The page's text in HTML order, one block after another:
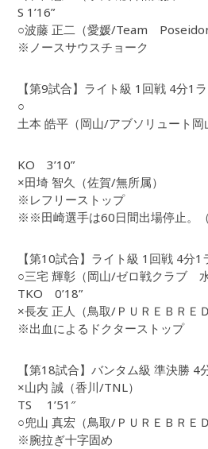
S 1’16”
○波藤 正二（愛媛/Team Poseidon
※ノースサウスチョーク
【第9試合】ライト級 1回戦 4分1
○
土本 皓平（岡山/アブソリュート岡
KO 3’10”
×田埼 智久（佐賀/無所属）
※レフリーストップ
※※田崎選手は60日間出場停止。（
【第10試合】ライト級 1回戦 4分1
○三宅 輝彰（岡山/ゼロ戦クラブ 水
TKO 0’18”
×長友 正人（鳥取/ＰＵＲＥＢＲＥ
※出血によるドクターストップ
【第18試合】バンタム級 準決勝 4
×山内 誠（香川/TNL）
TS 1’51″
○兜山 真宏（鳥取/ＰＵＲＥＢＲＥ
※腕拉ぎ十字固め